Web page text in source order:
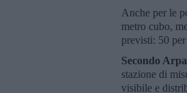
Anche per le
metro cubo,
previsti: 50
Secondo
stazione di
visibile e